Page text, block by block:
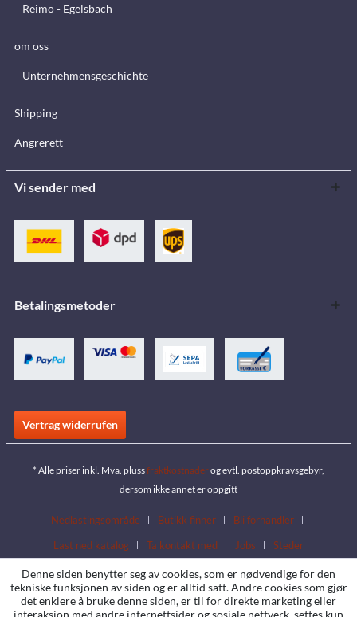
Reimo - Egelsbach
om oss
Unternehmensgeschichte
Shipping
Angrerett
Vi sender med
Betalingsmetoder
Vertrag widerrufen
* Alle priser inkl. Mva. plussfraktkostnaderog evtl. postoppkravsgebyr,
dersom ikke annet er oppgitt
Nedlastingsområde Butikk finner
Bli forhandler
Last ned katalog
Ta kontakt med Jobs Steder
Denne siden benytter seg av cookies, som er nødvendige for den
tekniske funksjonen av siden og er alltid satt. Andre cookies som gjør
det enklere å bruke denne siden, er til for direkte marketing eller
interaksjon med andre internettsider og sosiale nettverk, settes kun